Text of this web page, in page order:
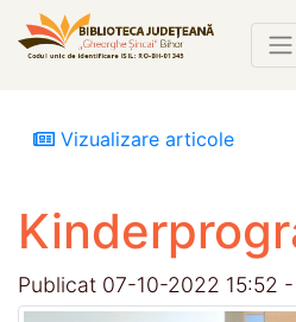
Vizualizare articole
Publicat 07-10-2022 15:52 -